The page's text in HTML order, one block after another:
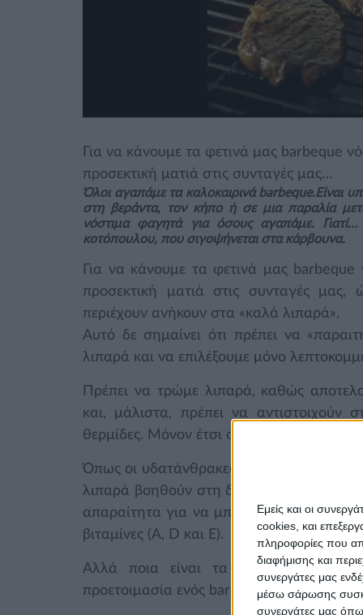
Εμείς και οι
cookies, και
πληροφορίες που
διαφήμισης και
συνεργάτες μας
μέσω σάρωσης
συνεργάτες μας
Για να κάνουμε τα φετινά μας barbeque
προσεκτική ματιά στις συνταγές μας…
Όλοι αγαπάμε τα καλοκαιρινά barbeque.Είναι
στη βεράντα, τον κήπο ή σε μια παραλία
νόστιμα φαγητά για όσους αγαπάμε.
κοτόπουλου, που σιγοψήνεται στα κάρβουνα.
Για να κάνουμε τα φετινά μας barbeque
προσεκτική ματιά στις συνταγές
περιέχουν ανήκουν στα «καλά λιπαρά».
Αυτό δε σημαίνει ότι πρέπει να
λιπαρά και να επιλέξουμε μόνο
Πρέπει να τρώμε λιπαρά, καθώς
και, μάλιστα, πρέπει να
θερμίδες. Μόνον έτσι ο οργανισμός μας
Όπως οι υδατάνθρακες και οι πρωτεΐνες
λιπαρά βοηθούν στη διατήρηση της
απαραίτητα για να μπορέσει το σώμα
βιταμίνες (A, D και E).
Αλλά ποια είναι τα «καλά» λιπαρά,
προετοιμασία ενός barbeque;